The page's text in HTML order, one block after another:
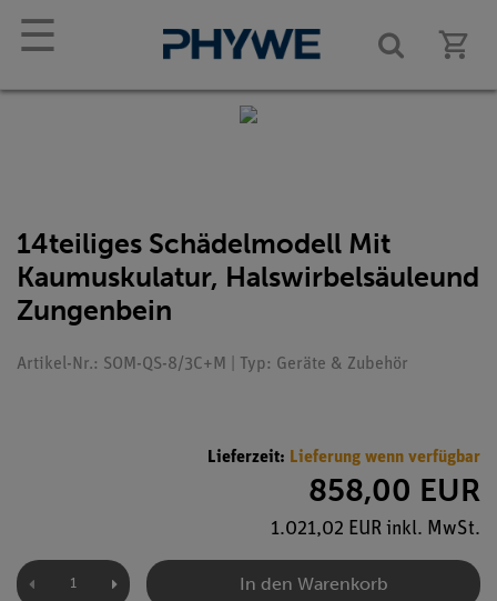
☰
14teiliges Schädelmodell Mit
Kaumuskulatur, Halswirbelsäuleund
Zungenbein
Artikel-Nr.: SOM-QS-8/3C+M | Typ: Geräte & Zubehör
Lieferzeit: Lieferung wenn verfügbar
858,00 EUR
1.021,02 EUR inkl. MwSt.
In den Warenkorb